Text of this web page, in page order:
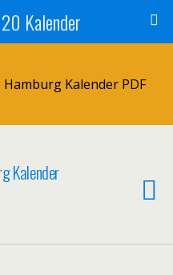
Kalender
Kalender PDF
Kalender